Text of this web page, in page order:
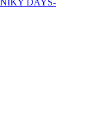
DAYS-